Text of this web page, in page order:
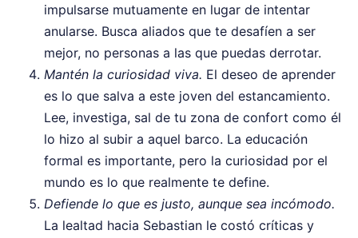
impulsarse mutuamente en lugar de intentar
anularse. Busca aliados que te desafíen a ser
mejor, no personas a las que puedas derrotar.
Mantén la curiosidad viva. El deseo de aprender
es lo que salva a este joven del estancamiento.
Lee, investiga, sal de tu zona de confort como él
lo hizo al subir a aquel barco. La educación
formal es importante, pero la curiosidad por el
mundo es lo que realmente te define.
Defiende lo que es justo, aunque sea incómodo.
La lealtad hacia Sebastian le costó críticas y